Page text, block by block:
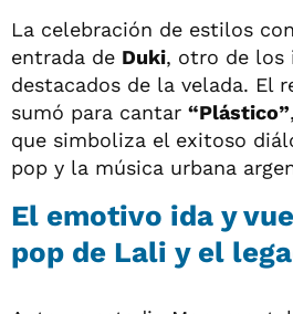
La celebración de estilos
entrada de Duki, otro de los
destacados de la velada. El
sumó para cantar “Plástico”
que simboliza el exitoso
pop y la música urbana
El emotivo ida y
pop de Lali y el